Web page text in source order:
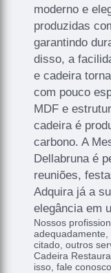
moderno e
produzidas
garantindo
disso, a
e cadeira
com pouco
MDF e
cadeira é
carbono. A
Dellabruna é
reuniões,
Adquira já a
elegância em
Nossos
citado, outros
Cadeira
isso, fale